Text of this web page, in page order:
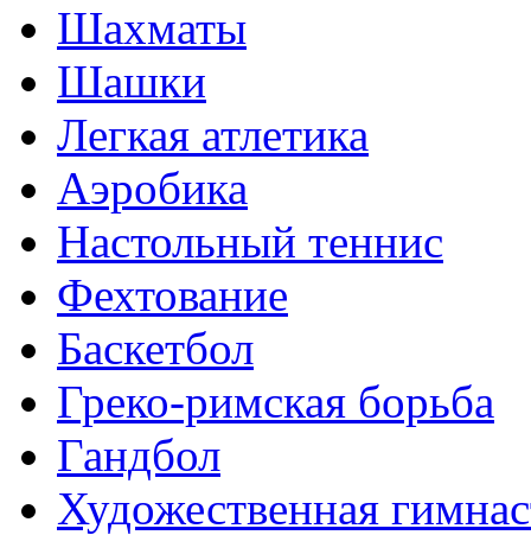
Шахматы
Шашки
Легкая атлетика
Аэробика
Настольный теннис
Фехтование
Баскетбол
Греко-римская борьба
Гандбол
Художественная